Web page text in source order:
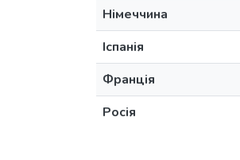
Німеччина
Іспанія
Франція
Росія